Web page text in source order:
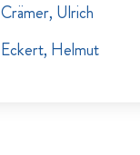
Crämer, Ulrich
Eckert, Helmut